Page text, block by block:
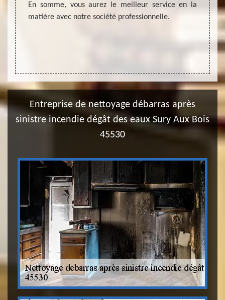
de
En somme, vous aurez le meilleur service en la
matière avec notre société professionnelle.
Sury
Entreprise de nettoyage débarras après
sinistre incendie dégât des eaux Sury Aux Bois
45530